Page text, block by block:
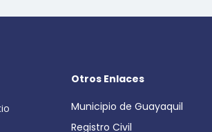
Otros Enlaces
Municipio de Guayaquil
Registro Civil